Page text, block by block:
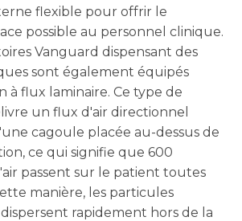
flexible pour offrir le
possible au personnel clinique.
Vanguard dispensant des
sont également équipés
à flux laminaire. Ce type de
un flux d'air directionnel
cagoule placée au-dessus de
ce qui signifie que 600
passent sur le patient toutes
manière, les particules
rapidement hors de la